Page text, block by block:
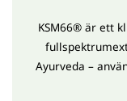
KSM66® är ett
Ayurveda –